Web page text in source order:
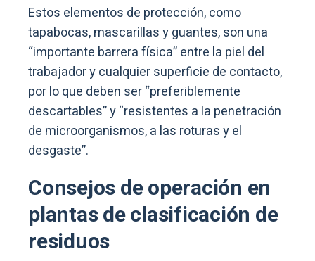
Estos elementos de protección, como
tapabocas, mascarillas y guantes, son una
“importante barrera física” entre la piel del
trabajador y cualquier superficie de contacto,
por lo que deben ser “preferiblemente
descartables” y “resistentes a la penetración
de microorganismos, a las roturas y el
desgaste”.
Consejos de operación en
plantas de clasificación de
residuos